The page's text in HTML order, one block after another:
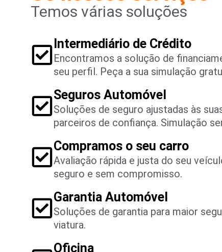
Temos várias soluções
Intermediário de Crédito
Encontramos a solução de
seu perfil. Peça a sua simulação
Seguros Automóvel
Soluções de seguro ajustadas às
parceiros de confiança. Simulação
Compramos o seu carro
Avaliação rápida e justa do seu
seguro e sem compromisso.
Garantia Automóvel
Soluções de garantia para maior
viatura.
Oficina